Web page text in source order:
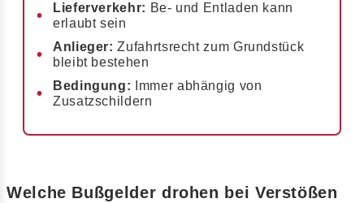
Lieferverkehr: Be- und Entladen kann
erlaubt sein
Anlieger: Zufahrtsrecht zum Grundstück
bleibt bestehen
Bedingung: Immer abhängig von
Zusatzschildern
Welche Bußgelder drohen bei Verstößen